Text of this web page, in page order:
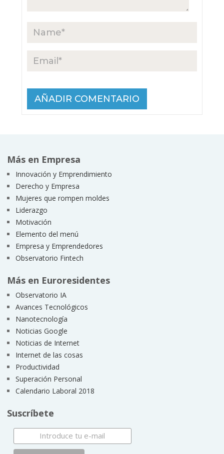
Más en Empresa
Innovación y Emprendimiento
Derecho y Empresa
Mujeres que rompen moldes
Liderazgo
Motivación
Elemento del menú
Empresa y Emprendedores
Observatorio Fintech
Más en Euroresidentes
Observatorio IA
Avances Tecnológicos
Nanotecnología
Noticias Google
Noticias de Internet
Internet de las cosas
Productividad
Superación Personal
Calendario Laboral 2018
Suscríbete